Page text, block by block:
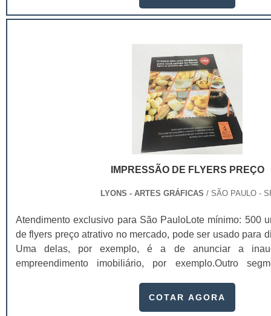
maior.Entre os principais atributos mais facilmente
uso;Conforto;Segurança;Proteção ao produto.Uma
entre produtos semelhantes, o consumidor acaba
embalagem mais atraente, bela e prática, estando
experimentar uma marca nova se a embalagem
características, já que isso está diretamente relacionado
estima do consumidor.As cartelas para embalagens
produtos que requerem uma maior sofisticação na
infantis, higiene pessoal, cosméticos, utilidades
automotivos, pet shop, componentes eletrônicos,
cartela blister pode ser produzido em papel, duplex,
produzido em diversas gramaturas, assim como a bolha..
IMPRESSÃO DE FLYERS PREÇO
LYONS - ARTES GRÁFICAS / SÃO PAULO -
Atendimento exclusivo para São PauloLote mínimo: 500
de flyers preço atrativo no mercado, pode ser usado para
Uma delas, por exemplo, é a de anunciar a
empreendimento imobiliário, por exemplo.Outro
de imagens extremamente impactantes e adicionam um
COTAR AGORA